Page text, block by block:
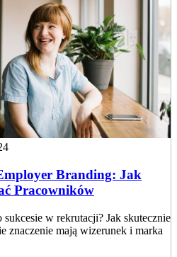
Branding: Jak
Pracowników
w rekrutacji? Jak skutecznie
znaczenie mają wizerunek i marka